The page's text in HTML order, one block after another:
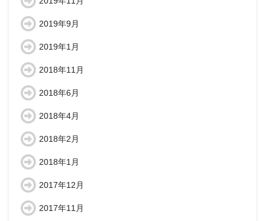
2019年9月
2019年1月
2018年11月
2018年6月
2018年4月
2018年2月
2018年1月
2017年12月
2017年11月